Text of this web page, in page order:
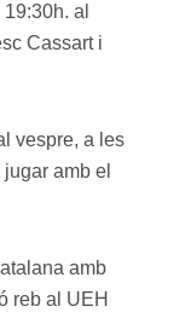
al
Cassart i
vespre, a les
amb el
amb
reb al UEH